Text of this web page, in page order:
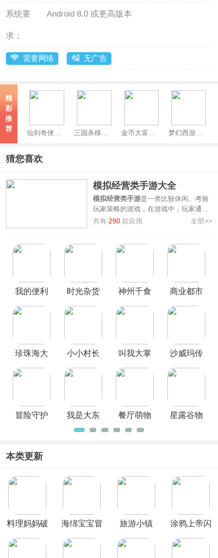
系统要
求：
Android 8.0 或更高版本
需要网络 无广告
精
彩
推
荐
仙剑奇侠传新的开始
猜您喜欢
模拟经营类手游大全
模拟经营类手游是一类比较休闲、考验
玩家策略的游戏，在游戏中，玩家通过
经营餐厅、农场或城市等，发展经济，
由，适合日常休闲挂机娱乐。
奇
等诸多好玩的模拟经营类，各种玩法
类型任您挑选，欢迎广大用户前来本站
共有 290 款应用 全部>>
我的便利
币和钻石
时光杂货
神州千食
商业都市
珍珠海大
小小村长
叫我大掌
沙威玛传
冒险守护
我是大东
家官方正
餐厅萌物
语官方版
星露谷物
本类更新
料理妈妈破
海绵宝宝冒
旅游小镇
涂鸦上帝闪
(Doodle